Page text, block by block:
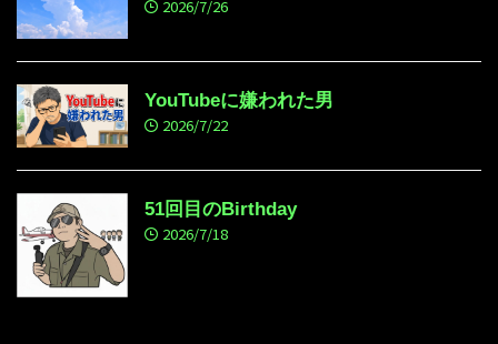
2026/7/26
YouTubeに嫌われた男
2026/7/22
51回目のBirthday
2026/7/18